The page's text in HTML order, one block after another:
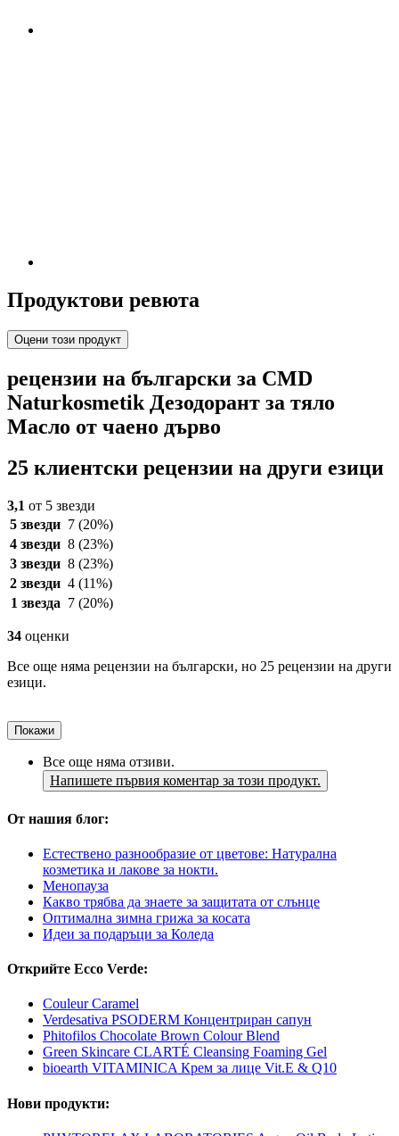
Продуктови ревюта
Оцени този продукт
рецензии на български за CMD
Naturkosmetik Дезодорант за тяло
Масло от чаено дърво
25 клиентски рецензии на други езици
3,1 от 5 звезди
5 звезди 7 (20%)
4 звезди 8 (23%)
3 звезди 8 (23%)
2 звезди 4 (11%)
1 звезда 7 (20%)
34 оценки
Все още няма рецензии на български, но 25 рецензии на други
езици.
Покажи
Все още няма отзиви.
Напишете първия коментар за този продукт.
От нашия блог:
Естествено разнообразие от цветове: Натурална
козметика и лакове за нокти.
Менопауза
Какво трябва да знаете за защитата от слънце
Оптимална зимна грижа за косата
Идеи за подаръци за Коледа
Открийте Ecco Verde:
Couleur Caramel
Verdesativa PSODERM Концентриран сапун
Phitofilos Chocolate Brown Colour Blend
Green Skincare CLARTÉ Cleansing Foaming Gel
bioearth VITAMINICA Крем за лице Vit.E & Q10
Нови продукти: